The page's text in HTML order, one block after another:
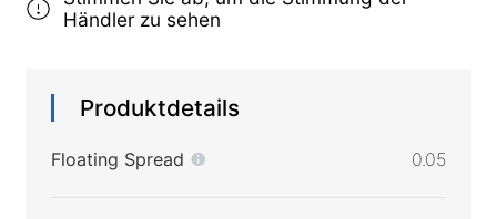
Händler zu sehen
Produktdetails
Floating Spread 0.05